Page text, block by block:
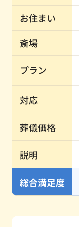
お住まい
斎場
プラン
対応
葬儀価格
説明
総合満足度